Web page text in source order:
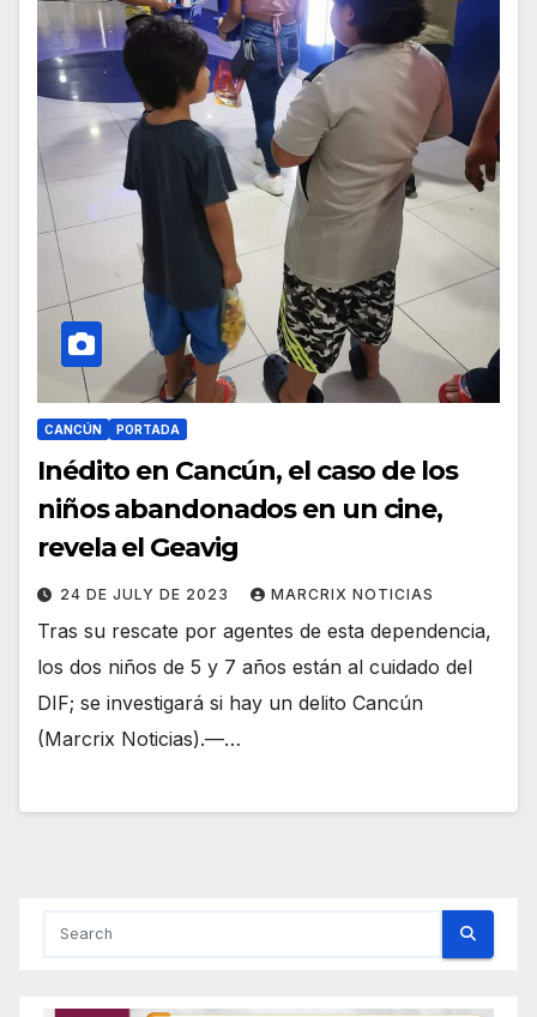
CANCÚN PORTADA
Inédito en Cancún, el caso de los
niños abandonados en un cine,
revela el Geavig
24 DE JULY DE 2023 MARCRIX NOTICIAS
Tras su rescate por agentes de esta dependencia,
los dos niños de 5 y 7 años están al cuidado del
DIF; se investigará si hay un delito Cancún
(Marcrix Noticias).—…